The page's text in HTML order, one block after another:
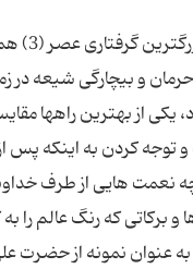
غیبت
حرمان و بیچارگی شیعه
از بهترین راهها
توجه کردن به اینکه پس
نعمت هایی از طرف
برکاتی که رنگ عالم را
عنوان نمونه از حضرت